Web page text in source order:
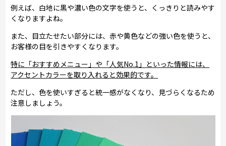
例えば、白地に黒や濃い色の文字を使うと、くっきりと読みやす
くなりますよね。
また、目立たせたい部分には、赤や黄色などの強い色を使うと、
お客様の目を引きやすくなります。
特に「おすすめメニュー」や「人気No.1」といった情報には、
アクセントカラーを取り入れると効果的です。
ただし、色を使いすぎると統一感がなくなり、見づらくなるため
注意しましょう。